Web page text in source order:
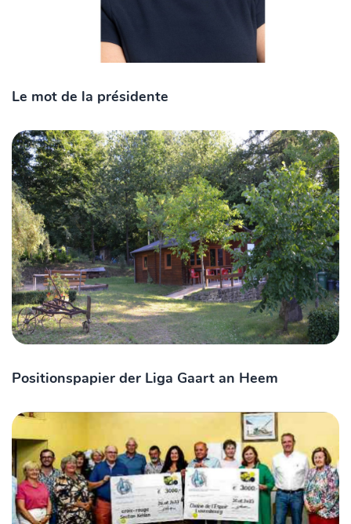
Le mot de la présidente
Positionspapier der Liga Gaart an Heem